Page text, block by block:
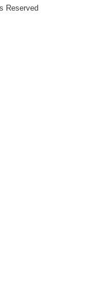
Reserved